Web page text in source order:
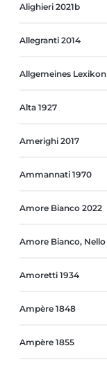
Alighieri 2021b
Allegranti 2014
Allgemeines Lexikon
Alta 1927
Amerighi 2017
Ammannati 1970
Amore Bianco 2022
Amore Bianco,
Amoretti 1934
Ampère 1848
Ampère 1855